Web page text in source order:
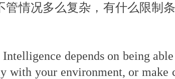
管情况多么复杂，有什么限制
depends on being
with your environment, or make